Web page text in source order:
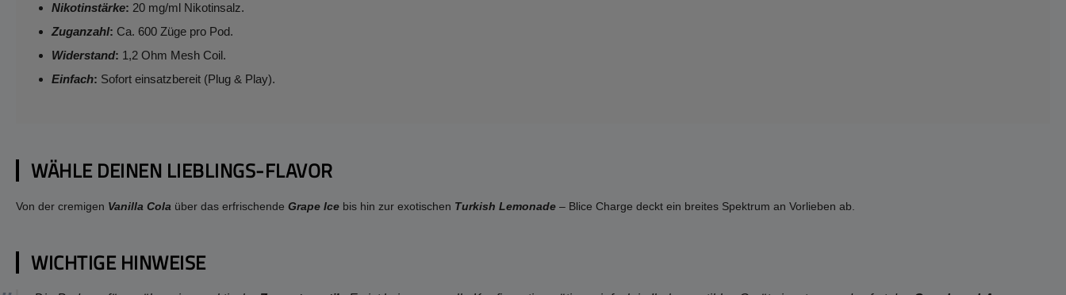
Nikotinstärke: 20 mg/ml Nikotinsalz.
Zuganzahl: Ca. 600 Züge pro Pod.
Widerstand: 1,2 Ohm Mesh Coil.
Einfach: Sofort einsatzbereit (Plug & Play).
WÄHLE DEINEN LIEBLINGS-FLAVOR
Von der cremigen Vanilla Cola über das erfrischende Grape Ice bis hin zur exotischen Turkish Lemonade – Blice Charge deckt ein breites Spektrum an Vorlieben ab.
WICHTIGE HINWEISE